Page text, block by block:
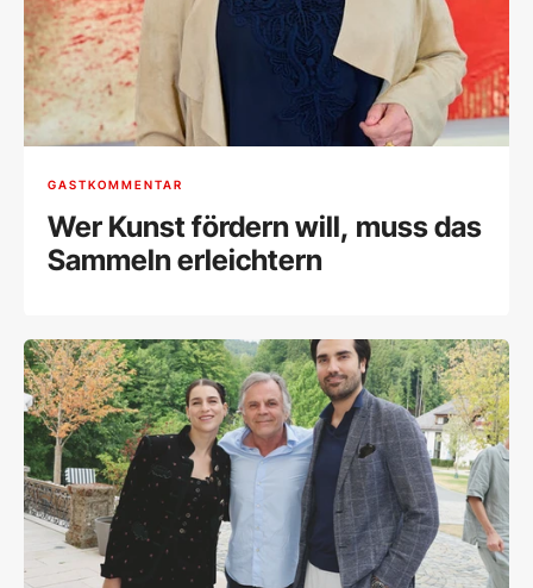
GASTKOMMENTAR
Wer Kunst fördern will, muss das
Sammeln erleichtern